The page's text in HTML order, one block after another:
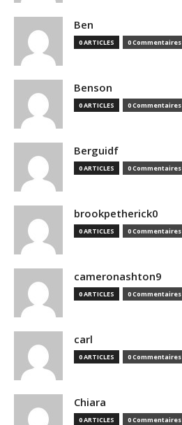
Ben
0 ARTICLES 0 Commentaires
Benson
0 ARTICLES 0 Commentaires
Berguidf
0 ARTICLES 0 Commentaires
brookpetherick0
0 ARTICLES 0 Commentaires
cameronashton9
0 ARTICLES 0 Commentaires
carl
0 ARTICLES 0 Commentaires
Chiara
0 ARTICLES 0 Commentaires